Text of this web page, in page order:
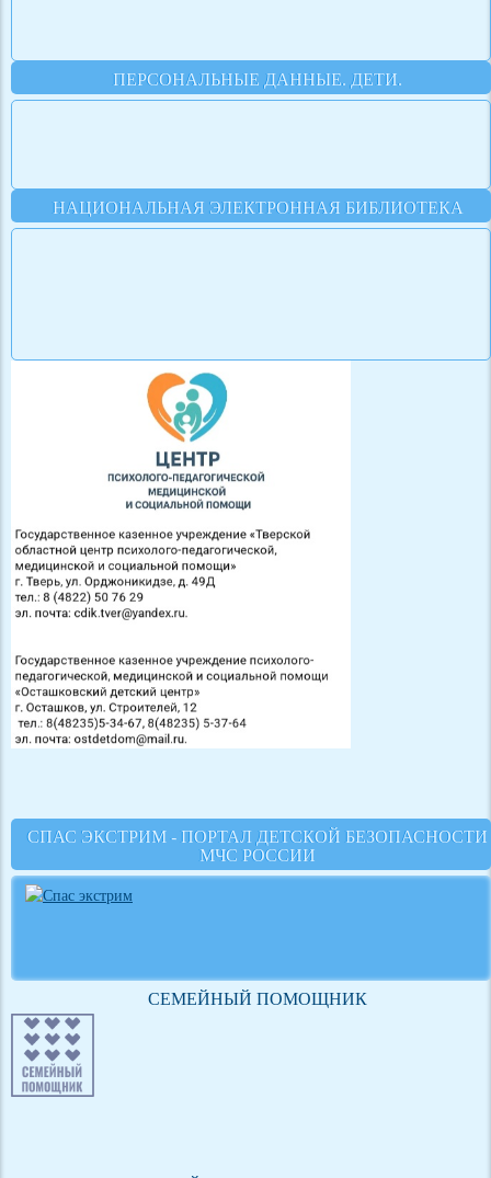
ПЕРСОНАЛЬНЫЕ ДАННЫЕ. ДЕТИ.
НАЦИОНАЛЬНАЯ ЭЛЕКТРОННАЯ БИБЛИОТЕКА
СПАС ЭКСТРИМ - ПОРТАЛ ДЕТСКОЙ БЕЗОПАСНОСТИ
МЧС РОССИИ
СЕМЕЙНЫЙ ПОМОЩНИК